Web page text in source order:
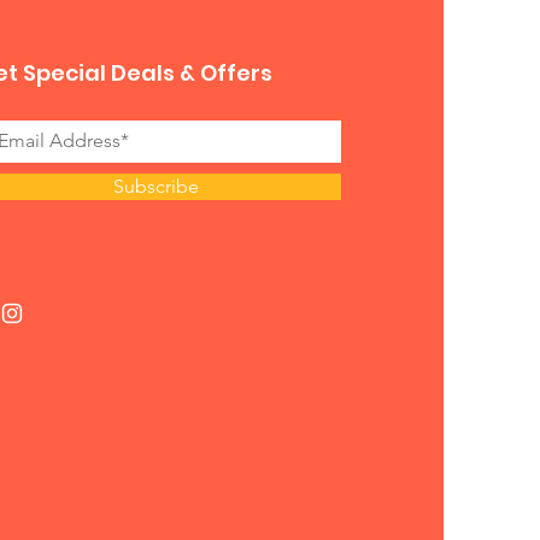
Special Deals & Offers
Subscribe